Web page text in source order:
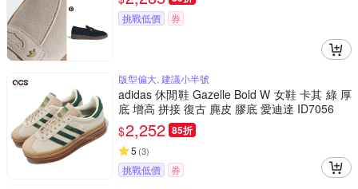
挑戰低價 券
版型偏大, 建議小半號
adidas 休閒鞋 Gazelle Bold W 女鞋 卡其 綠 厚
底 增高 拼接 復古 麂皮 膠底 愛迪達 ID7056
$2,252 85折
5 (3)
挑戰低價
券